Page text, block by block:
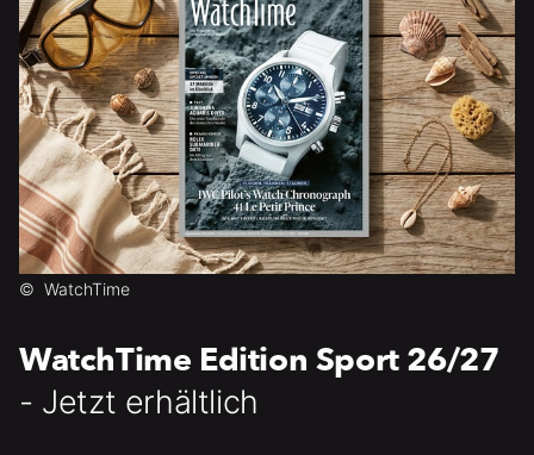
© WatchTime
WatchTime Edition Sport 26/27
- Jetzt erhältlich